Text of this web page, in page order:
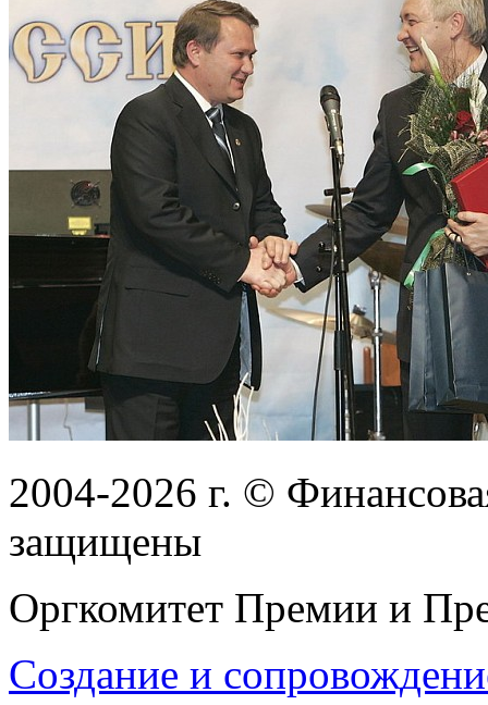
2004-2026 г. ©
защищены
Оргкомитет Премии и
Создание и